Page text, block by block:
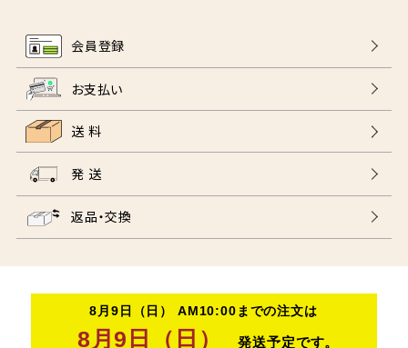
会員登録
お支払い
送 料
発 送
返品・交換